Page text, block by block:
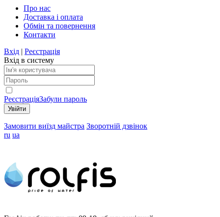
Про нас
Доставка і оплата
Обмін та повернення
Контакти
Вхід | Реєстрація
Вхід в систему
РеєстраціяЗабули пароль
Замовити виїзд майстра Зворотній дзвінок
ru ua